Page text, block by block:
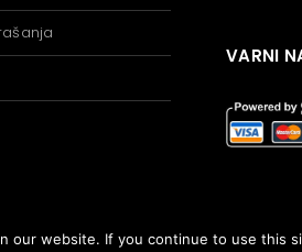
VARNI
our website. If you continue to use this